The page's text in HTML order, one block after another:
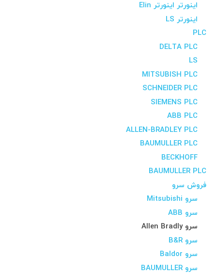
اینورتر اینورتر Elin
اینورتر LS
PLC
DELTA PLC
LS
MITSUBISH PLC
SCHNEIDER PLC
SIEMENS PLC
ABB PLC
ALLEN-BRADLEY PLC
BAUMULLER PLC
BECKHOFF
BAUMULLER PLC
فروش سرو
سرو Mitsubishi
سرو ABB
سرو Allen Bradly
سرو B&R
سرو Baldor
سرو BAUMULLER